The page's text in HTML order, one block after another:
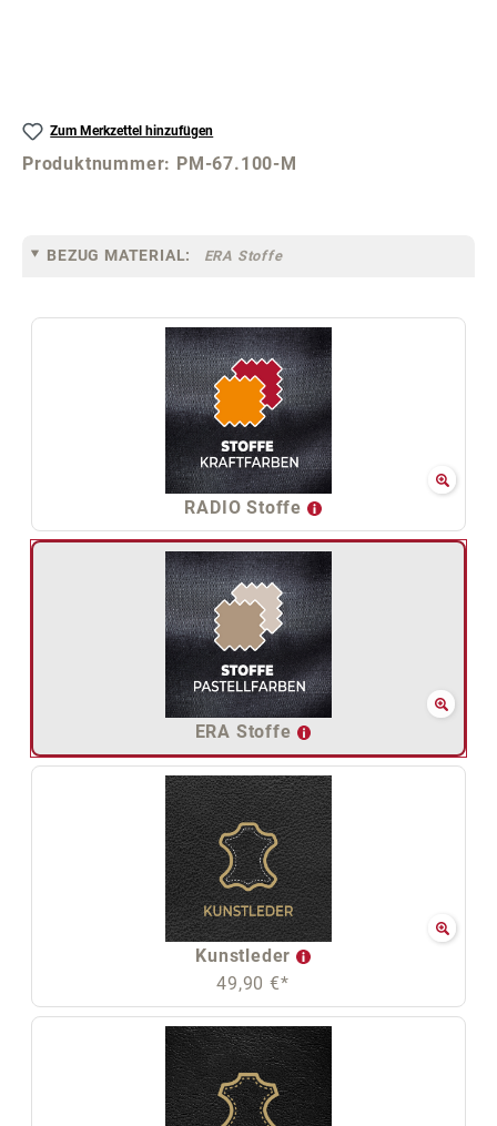
Zum Merkzettel hinzufügen
Produktnummer: PM-67.100-M
BEZUG MATERIAL: ERA Stoffe
RADIO Stoffe
ERA Stoffe
Kunstleder
49,90 €*